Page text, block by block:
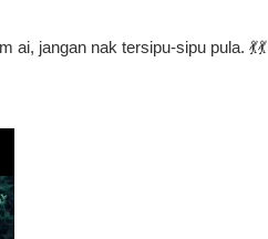
jangan nak tersipu-sipu pula. 💃💃